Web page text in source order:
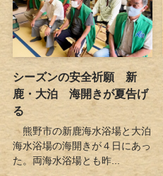
シーズンの安全祈願 新
鹿・大泊 海開きが夏告げ
る
熊野市の新鹿海水浴場と大泊
海水浴場の海開きが４日にあっ
た。両海水浴場とも昨...